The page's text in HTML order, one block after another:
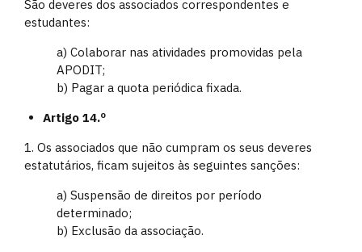
São deveres dos associados correspondentes e
estudantes:
a) Colaborar nas atividades promovidas pela
APODIT;
b) Pagar a quota periódica fixada.
Artigo 14.º
1. Os associados que não cumpram os seus deveres
estatutários, ficam sujeitos às seguintes sanções:
a) Suspensão de direitos por período
determinado;
b) Exclusão da associação.